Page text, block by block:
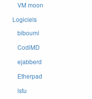
VM moon
Logiciels
biboumi
CodiMD
ejabberd
Etherpad
lstu